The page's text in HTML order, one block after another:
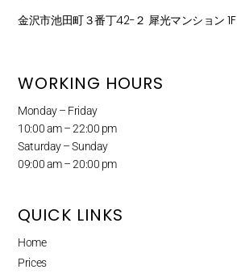
金沢市池田町３番丁42−２ 犀光マンション 1F
WORKING HOURS
Monday – Friday
10:00 am – 22:00 pm
Saturday – Sunday
09:00 am – 20:00 pm
QUICK LINKS
Home
Prices